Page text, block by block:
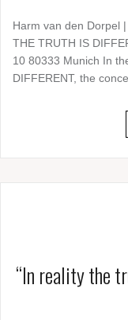
Harm van den Dorpel
THE TRUTH IS
10 80333 Munich In
DIFFERENT, the
“In reality the